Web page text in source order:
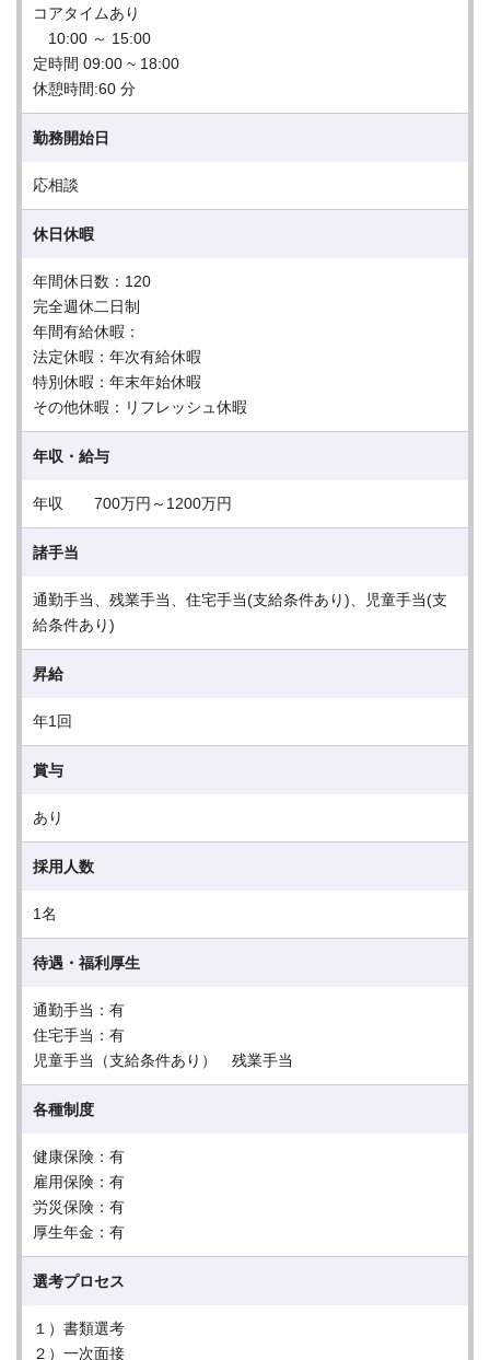
コアタイムあり
10:00 ～ 15:00
定時間 09:00 ~ 18:00
休憩時間:60 分
勤務開始日
応相談
休日休暇
年間休日数：120
完全週休二日制
年間有給休暇：
法定休暇：年次有給休暇
特別休暇：年末年始休暇
その他休暇：リフレッシュ休暇
年収・給与
年収 700万円～1200万円
諸手当
通勤手当、残業手当、住宅手当(支給条件あり)、児童手当(支
給条件あり)
昇給
年1回
賞与
あり
採用人数
1名
待遇・福利厚生
通勤手当：有
住宅手当：有
児童手当（支給条件あり） 残業手当
各種制度
健康保険：有
雇用保険：有
労災保険：有
厚生年金：有
選考プロセス
１）書類選考
２）一次面接